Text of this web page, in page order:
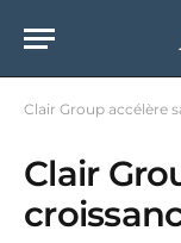
Clair Group accélère
Clair